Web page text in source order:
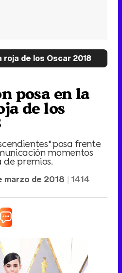
roja de los Oscar 2018
posa en la
de los
posa frente
momentos
premios.
marzo de 2018 1414